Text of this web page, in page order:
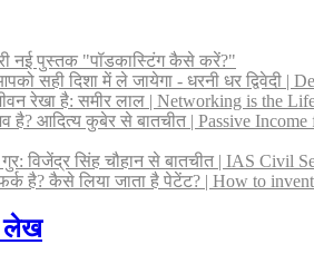
नई पुस्तक "पॉडकास्टिंग कैसे करें?"
सही दिशा में ले जायेगा - धरनी धर द्विवेदी |
रेखा है: समीर लाल | Networking is the
है? आदित्य कुबेर से बातचीत | Passive Income
विजेंद्र सिंह चौहान से बातचीत | IAS Civil
है? कैसे लिया जाता है पेटेंट? | How to
लेख